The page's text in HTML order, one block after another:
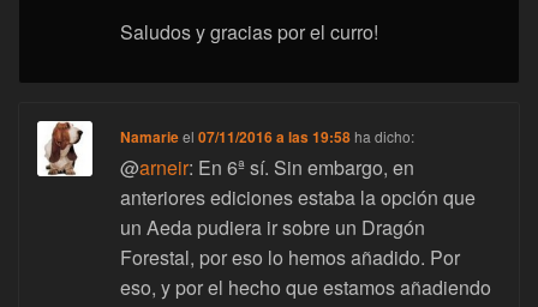
Saludos y gracias por el curro!
Namarieel07/11/2016 a las 19:58 ha dicho:
@arneir: En 6ª sí. Sin embargo, en
anteriores ediciones estaba la opción que
un Aeda pudiera ir sobre un Dragón
Forestal, por eso lo hemos añadido. Por
eso, y por el hecho que estamos añadiendo